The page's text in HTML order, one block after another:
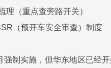
理（重点查旁路开关）
（预开车安全审查）制度
强制实施，但华东地区已经